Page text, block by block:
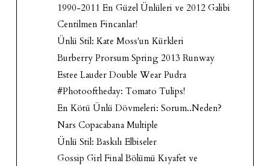
1990-2011 En Güzel Ünlüleri ve 2012 Galibi
Centilmen Fincanlar!
Ünlü Stil: Kate Moss'un Kürkleri
Burberry Prorsum Spring 2013 Runway
Estee Lauder Double Wear Pudra
#Photooftheday: Tomato Tulips!
En Kötü Ünlü Dövmeleri: Sorum..Neden?
Nars Copacabana Multiple
Ünlü Stil: Baskılı Elbiseler
Gossip Girl Final Bölümü Kıyafet ve